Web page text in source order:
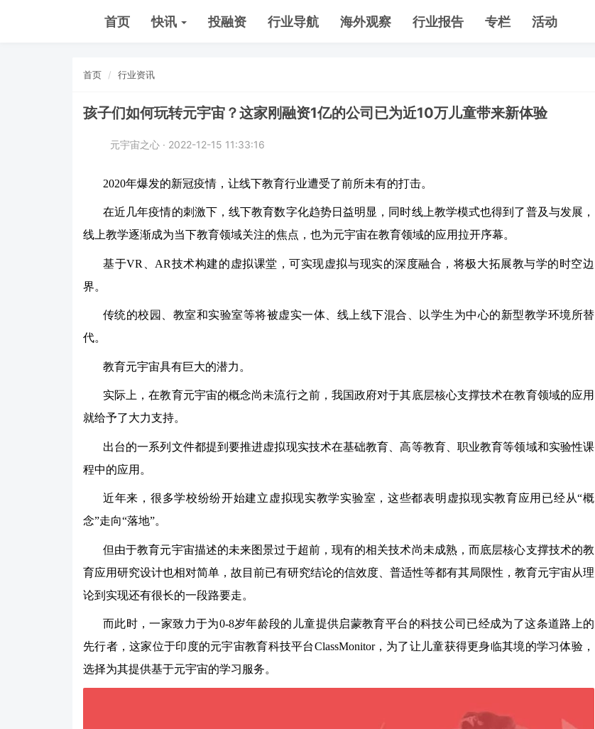
首页 快讯 投融资 行业导航 海外观察 行业报告 专栏 活动
首页 行业资讯
孩子们如何玩转元宇宙？这家刚融资1亿的公司已为近10万儿童带来新体验
元宇宙之心 · 2022-12-15 11:33:16
2020年爆发的新冠疫情，让线下教育行业遭受了前所未有的打击。
在近几年疫情的刺激下，线下教育数字化趋势日益明显，同时线上教学模式也得到了普及与发展，
线上教学逐渐成为当下教育领域关注的焦点，也为元宇宙在教育领域的应用拉开序幕。
基于VR、AR技术构建的虚拟课堂，可实现虚拟与现实的深度融合，将极大拓展教与学的时空边
界。
传统的校园、教室和实验室等将被虚实一体、线上线下混合、以学生为中心的新型教学环境所替
代。
教育元宇宙具有巨大的潜力。
实际上，在教育元宇宙的概念尚未流行之前，我国政府对于其底层核心支撑技术在教育领域的应用
就给予了大力支持。
出台的一系列文件都提到要推进虚拟现实技术在基础教育、高等教育、职业教育等领域和实验性课
程中的应用。
近年来，很多学校纷纷开始建立虚拟现实教学实验室，这些都表明虚拟现实教育应用已经从“概
念”走向“落地”。
但由于教育元宇宙描述的未来图景过于超前，现有的相关技术尚未成熟，而底层核心支撑技术的教
育应用研究设计也相对简单，故目前已有研究结论的信效度、普适性等都有其局限性，教育元宇宙从理
论到实现还有很长的一段路要走。
而此时，一家致力于为0-8岁年龄段的儿童提供启蒙教育平台的科技公司已经成为了这条道路上的
先行者，这家位于印度的元宇宙教育科技平台ClassMonitor，为了让儿童获得更身临其境的学习体验，
选择为其提供基于元宇宙的学习服务。